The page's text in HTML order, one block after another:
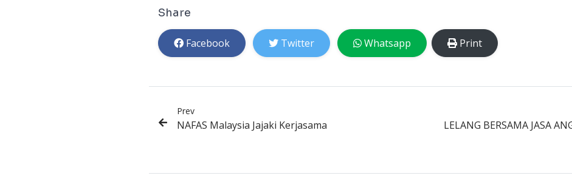
Share
Facebook Twitter Whatsapp Print
Prev
NAFAS Malaysia Jajaki Kerjasama
LELANG BERSAMA JASA